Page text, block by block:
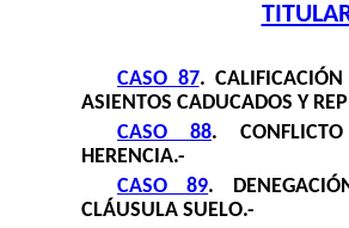
CASO 87.
ASIENTOS CADUCADOS Y
CASO 88.
HERENCIA.-
CASO 89.
CLÁUSULA SUELO.-